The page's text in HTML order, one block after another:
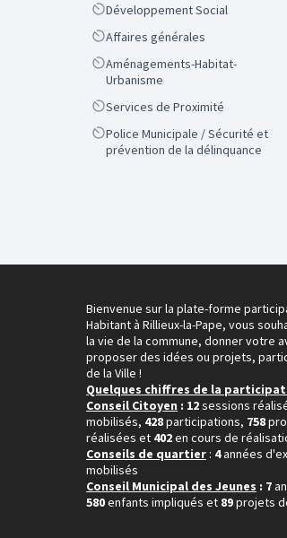
ScopeDéveloppement Social
ScopeAffaires générales
Scope
Aménagements-Habitat-
Urbanisme
ScopeServices de Proximité
Scope
Police Municipale / Sécurité et
prévention de la délinquance
Bienvenue sur la plate-forme
Habitant à Rillieux-la-Pape, vous
la vie de la commune, donner votre
proposer des idées ou projets,
de la Ville !
Quelques chiffres de la
Conseil Citoyen : 12sessions
mobilisés, 428participations, 758
réalisées et 402en cours de
Conseils de quartier : 4années
mobilisés
Conseil Municipal des Jeunes : 7
580enfants impliqués et 89projets